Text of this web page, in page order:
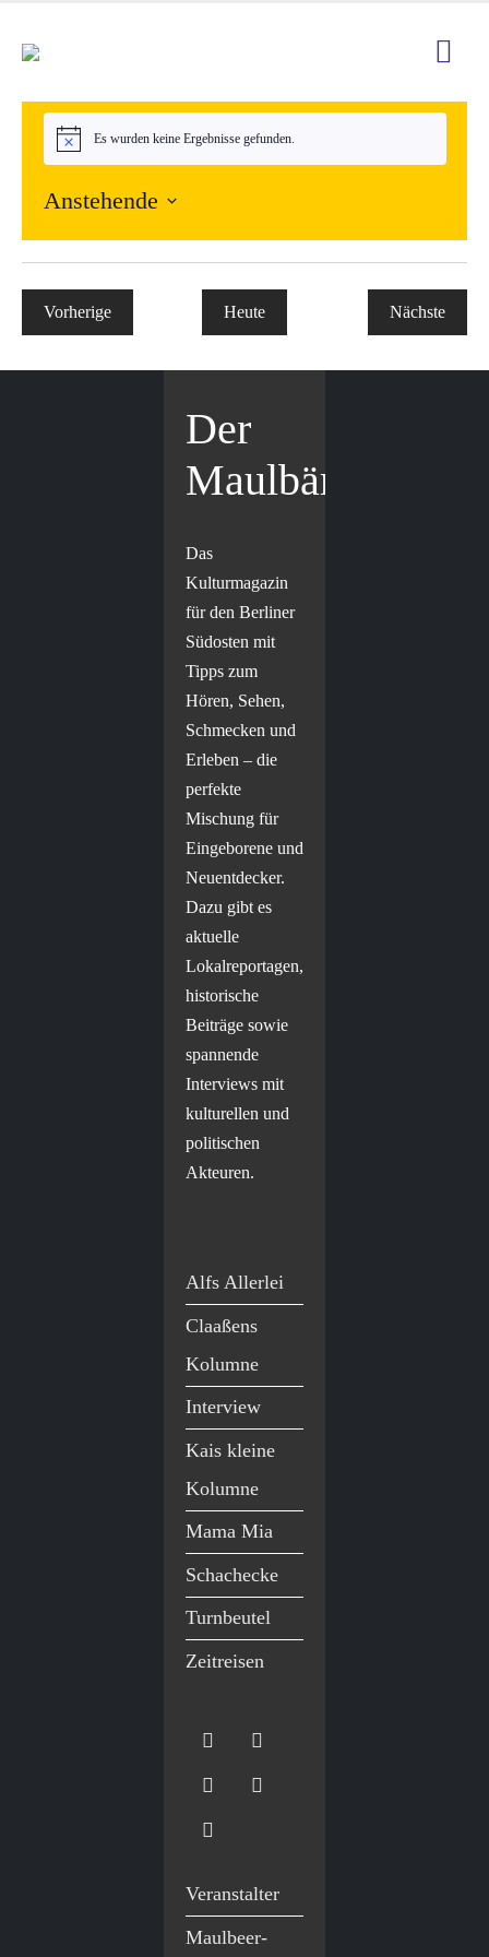
HinweisEs wurden keine Ergebnisse gefunden.
Anstehende
wählen.
Vorherige
Veranstaltungen
Heute
Nächste
Der
Maulbär
Das
Kulturmagazin
für den Berliner
Südosten mit
Tipps zum
Hören, Sehen,
Schmecken und
Erleben – die
perfekte
Mischung für
Eingeborene und
Neuentdecker.
Dazu gibt es
aktuelle
Lokalreportagen,
historische
Beiträge sowie
spannende
Interviews mit
kulturellen und
politischen
Akteuren.
Alfs Allerlei
Claaßens
Kolumne
Interview
Kais kleine
Kolumne
Mama Mia
Schachecke
Turnbeutel
Zeitreisen
Veranstalter
Maulbeer-